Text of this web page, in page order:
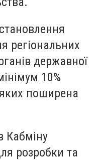
регіональних
державної
10%
яких поширена
Кабміну
розробки та